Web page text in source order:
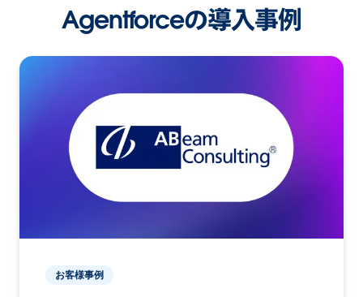
Agentforceの導入事例
お客様事例